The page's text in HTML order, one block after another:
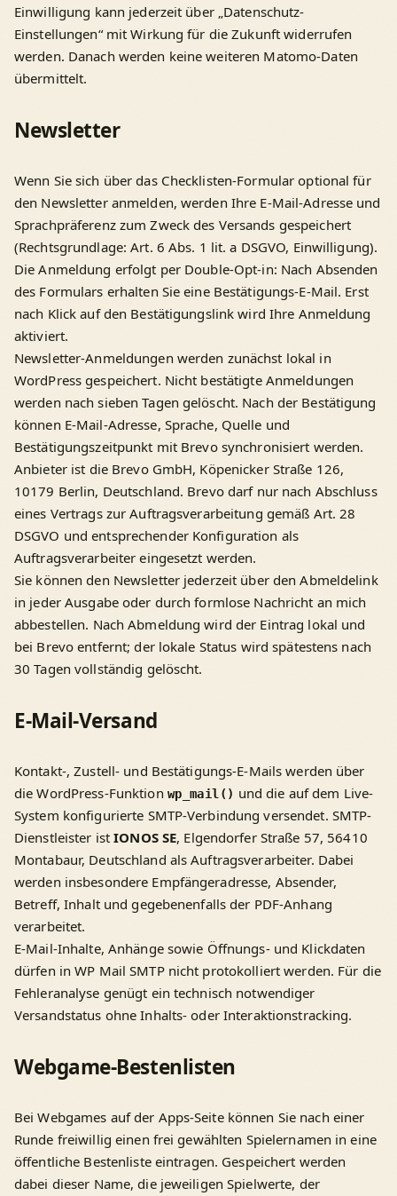
Einwilligung kann jederzeit über „Datenschutz-
Einstellungen“ mit Wirkung für die Zukunft widerrufen
werden. Danach werden keine weiteren Matomo-Daten
übermittelt.
Newsletter
Wenn Sie sich über das Checklisten-Formular optional für
den Newsletter anmelden, werden Ihre E-Mail-Adresse und
Sprachpräferenz zum Zweck des Versands gespeichert
(Rechtsgrundlage: Art. 6 Abs. 1 lit. a DSGVO, Einwilligung).
Die Anmeldung erfolgt per Double-Opt-in: Nach Absenden
des Formulars erhalten Sie eine Bestätigungs-E-Mail. Erst
nach Klick auf den Bestätigungslink wird Ihre Anmeldung
aktiviert.
Newsletter-Anmeldungen werden zunächst lokal in
WordPress gespeichert. Nicht bestätigte Anmeldungen
werden nach sieben Tagen gelöscht. Nach der Bestätigung
können E-Mail-Adresse, Sprache, Quelle und
Bestätigungszeitpunkt mit Brevo synchronisiert werden.
Anbieter ist die Brevo GmbH, Köpenicker Straße 126,
10179 Berlin, Deutschland. Brevo darf nur nach Abschluss
eines Vertrags zur Auftragsverarbeitung gemäß Art. 28
DSGVO und entsprechender Konfiguration als
Auftragsverarbeiter eingesetzt werden.
Sie können den Newsletter jederzeit über den Abmeldelink
in jeder Ausgabe oder durch formlose Nachricht an mich
abbestellen. Nach Abmeldung wird der Eintrag lokal und
bei Brevo entfernt; der lokale Status wird spätestens nach
30 Tagen vollständig gelöscht.
E-Mail-Versand
Kontakt-, Zustell- und Bestätigungs-E-Mails werden über
die WordPress-Funktion wp_mail() und die auf dem Live-
System konfigurierte SMTP-Verbindung versendet. SMTP-
Dienstleister istIONOS SE, Elgendorfer Straße 57, 56410
Montabaur, Deutschland als Auftragsverarbeiter. Dabei
werden insbesondere Empfängeradresse, Absender,
Betreff, Inhalt und gegebenenfalls der PDF-Anhang
verarbeitet.
E-Mail-Inhalte, Anhänge sowie Öffnungs- und Klickdaten
dürfen in WP Mail SMTP nicht protokolliert werden. Für die
Fehleranalyse genügt ein technisch notwendiger
Versandstatus ohne Inhalts- oder Interaktionstracking.
Webgame-Bestenlisten
Bei Webgames auf der Apps-Seite können Sie nach einer
Runde freiwillig einen frei gewählten Spielernamen in eine
öffentliche Bestenliste eintragen. Gespeichert werden
dabei dieser Name, die jeweiligen Spielwerte, der